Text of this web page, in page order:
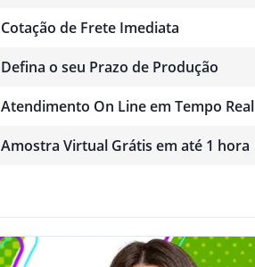
Cotação de Frete Imediata
Defina o seu Prazo de Produção
Atendimento On Line em Tempo Real
Amostra Virtual Grátis em até 1 hora